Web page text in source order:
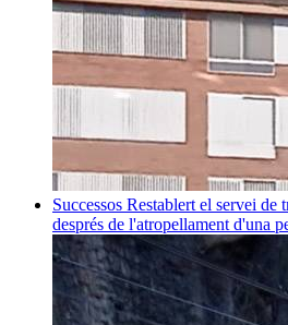
Successos Restablert el servei de
després de l'atropellament d'una